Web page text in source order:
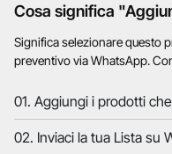
Cosa significa
Significa selezionare questo
preventivo via WhatsApp.
01. Aggiungi i prodotti
02. Inviaci la tua Lista su